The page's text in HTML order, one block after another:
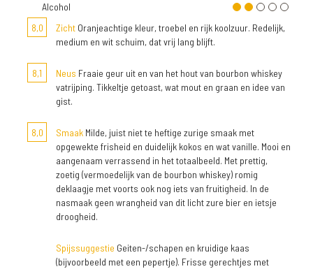
Alcohol
8,0
Zicht Oranjeachtige kleur, troebel en rijk koolzuur. Redelijk,
medium en wit schuim, dat vrij lang blijft.
8,1 Neus Fraaie geur uit en van het hout van bourbon whiskey
vatrijping. Tikkeltje getoast, wat mout en graan en idee van
gist.
8,0 Smaak Milde, juist niet te heftige zurige smaak met
opgewekte frisheid en duidelijk kokos en wat vanille. Mooi en
aangenaam verrassend in het totaalbeeld. Met prettig,
zoetig (vermoedelijk van de bourbon whiskey) romig
deklaagje met voorts ook nog iets van fruitigheid. In de
nasmaak geen wrangheid van dit licht zure bier en ietsje
droogheid.
Spijssuggestie Geiten-/schapen en kruidige kaas
(bijvoorbeeld met een pepertje). Frisse gerechtjes met